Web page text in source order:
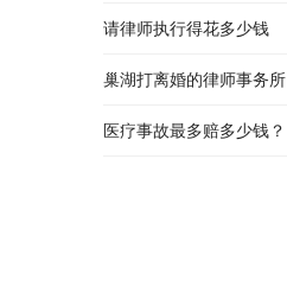
请律师执行得花多少钱
巢湖打离婚的律师事务所
医疗事故最多赔多少钱？